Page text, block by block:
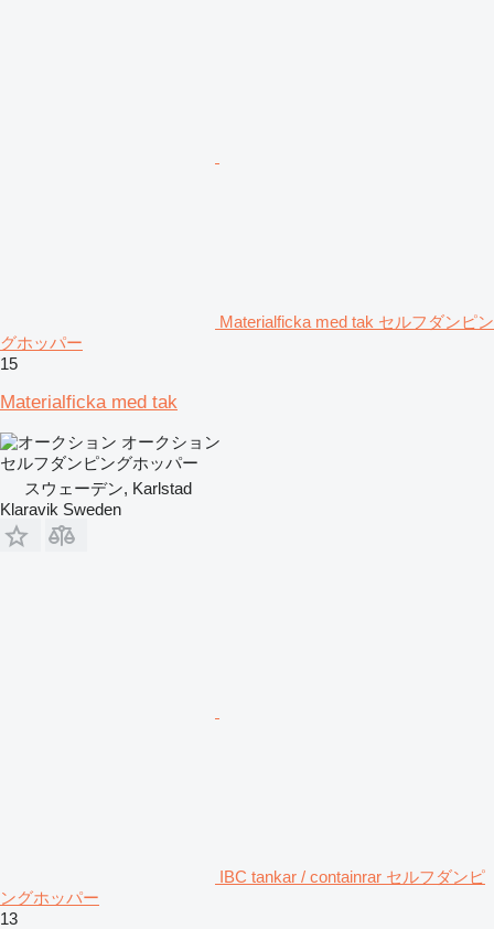
Materialficka med tak セルフダンピン
グホッパー
15
Materialficka med tak
オークション
セルフダンピングホッパー
スウェーデン, Karlstad
Klaravik Sweden
IBC tankar / containrar セルフダンピ
ングホッパー
13